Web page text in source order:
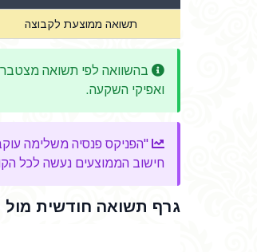
תשואה ממוצעת לקבוצה
בהשוואה לפי תשואה
ואפיקי השקעה.
"הפניקס פנסיה משלימה עוקב מדדי מניות
חישוב הממוצעים נעשה לכל
גרף תשואה חודשית